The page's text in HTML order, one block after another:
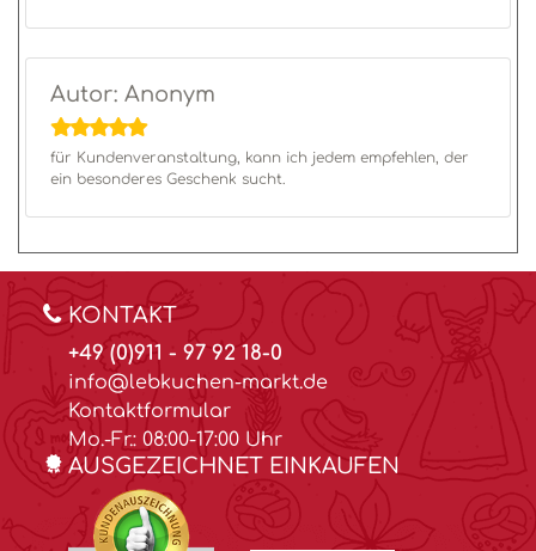
Autor: Anonym
für Kundenveranstaltung, kann ich jedem empfehlen, der
ein besonderes Geschenk sucht.
KONTAKT
+49 (0)911 - 97 92 18-0
info@lebkuchen-markt.de
Kontaktformular
Mo.-Fr.: 08:00-17:00 Uhr
AUSGEZEICHNET EINKAUFEN